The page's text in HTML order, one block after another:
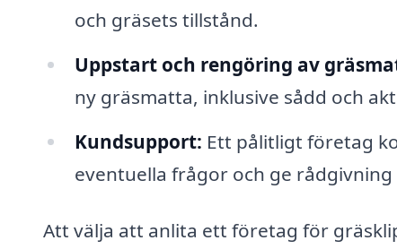
och gräsets tillstånd.
Uppstart och rengöring av
ny gräsmatta, inklusive sådd och
Kundsupport: Ett pålitligt företag
eventuella frågor och ge
Att välja att anlita ett företag för